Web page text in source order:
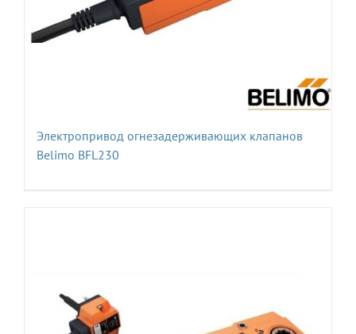
Электропривод огнезадерживающих клапанов
Belimo BFL230